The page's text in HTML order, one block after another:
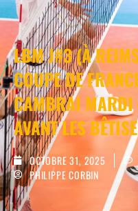
LBM J#3 (À
COUPE DE
CAMBRAI MARDI
AVANT LES
OCTOBRE 31, 2025
PHILIPPE CORBIN